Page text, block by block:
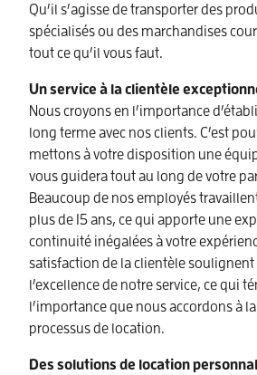
Qu’il s’agisse de transporter des
spécialisés ou des marchandises
tout ce qu’il vous faut.
Un service à la clientèle
Nous croyons en l’importance
long terme avec nos clients. C’est
mettons à votre disposition une
vous guidera tout au long de votre
Beaucoup de nos employés
plus de 15 ans, ce qui apporte une
continuité inégalées à votre
satisfaction de la clientèle
l’excellence de notre service, ce qui
l’importance que nous accordons à
processus de location.
Des solutions de location